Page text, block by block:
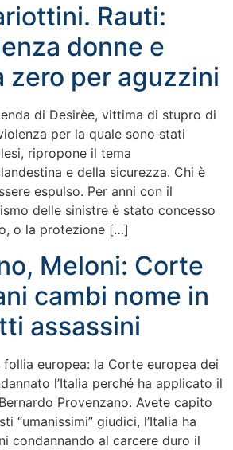
Rauti:
donne e
zero per aguzzini
di Desirèe, vittima di stupro di
per la quale sono stati
ripropone il tema
e della sicurezza. Chi è
espulso. Per anni con il
delle sinistre è stato concesso
o la protezione […]
Meloni: Corte
cambi nome in
assassini
europea: la Corte europea dei
l’Italia perché ha applicato il
Provenzano. Avete capito
“umanissimi” giudici, l’Italia ha
condannando al carcere duro il